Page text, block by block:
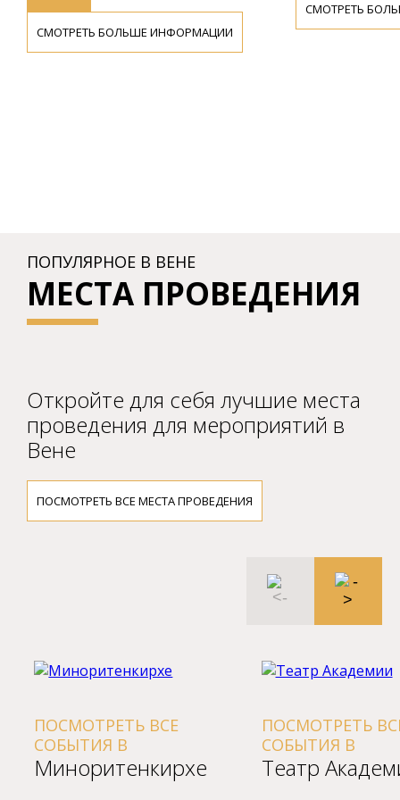
СМОТРЕТЬ БОЛЬШЕ ИНФОРМАЦИИ
СМОТРЕТЬ БОЛЬШЕ
ПОПУЛЯРНОЕ В ВЕНЕ
МЕСТА ПРОВЕДЕНИЯ
Откройте для себя лучшие места
проведения для мероприятий в
Вене
ПОСМОТРЕТЬ ВСЕ МЕСТА ПРОВЕДЕНИЯ
ПОСМОТРЕТЬ ВСЕ
СОБЫТИЯ В
Миноpитенкиpхе
ПОСМОТРЕТЬ ВСЕ
СОБЫТИЯ В
Театp